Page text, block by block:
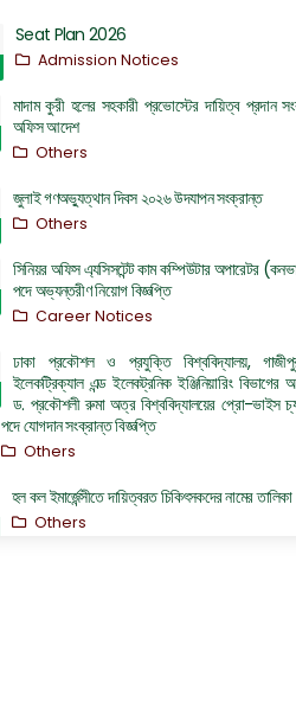
Seat Plan 2026
Admission Notices
মাদাম কুরী হলের সহকারী প্রভোস্টের দায়িত্ব প্রদান
অফিস আদেশ
Others
জুলাই গণঅভ্যুত্থান দিবস ২০২৬ উদযাপন সংক্রান্ত
Others
সিনিয়র অফিস এ্যসিসটেন্ট কাম কম্পিউটার অপারেটর
পদে অভ্যন্তরীণ নিয়োগ বিজ্ঞপ্তি
Career Notices
ঢাকা প্রকৌশল ও প্রযুক্তি বিশ্ববিদ্যালয়,
ইলেকট্রিক্যাল এন্ড ইলেকট্রনিক ইঞ্জিনিয়ারিং বিভাগের
ড. প্রকৌশলী রুমা অত্র বিশ্ববিদ্যালয়ের প্রো-ভাইস
পদে যোগদান সংক্রান্ত বিজ্ঞপ্তি
Others
হল কল ইমার্জেন্সীতে দায়িত্বরত চিকিৎসকদের নামের তালিকা
Others